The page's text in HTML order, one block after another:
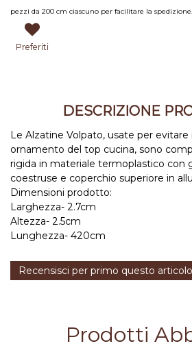
pezzi da 200 cm ciascuno per facilitare la spedizione.
Preferiti
DESCRIZIONE
Le Alzatine Volpato, usate per
ornamento del top cucina, sono
rigida in materiale termoplastico con
coestruse e coperchio superiore in
Dimensioni prodotto:
Larghezza- 2.7cm
Altezza- 2.5cm
Lunghezza- 420cm
Recensisci per primo questo articolo
Prodotti